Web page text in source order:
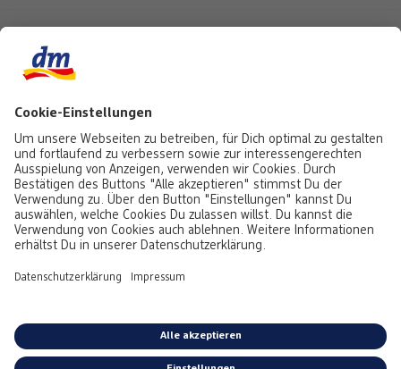
Service & Auftragsstatus
Informationen
Rufe uns gerne an: 0441 18131903 Montag bis Samstag: 8:00 – 20:00 Uhr,
Du kannst uns auch über unserKontaktformular
Deutschland-Österreich
Emojis vonEmojitwo(ehemalsEmojione), lizenziert unterCC-BY 4.0.